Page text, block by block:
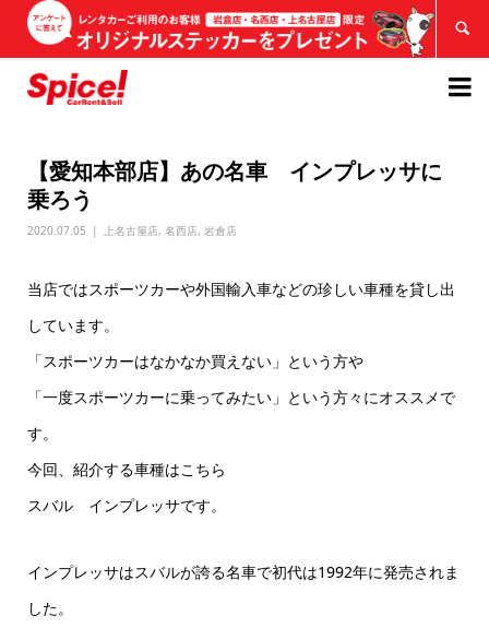


【愛知本部店】あの名車 インプレッサに
乗ろう
2020.07.05 上名古屋店, 名西店, 岩倉店
当店ではスポーツカーや外国輸入車などの珍しい車種を貸し出
しています。
「スポーツカーはなかなか買えない」という方や
「一度スポーツカーに乗ってみたい」という方々にオススメで
す。
今回、紹介する車種はこちら
スバル インプレッサです。
インプレッサはスバルが誇る名車で初代は1992年に発売されま
した。